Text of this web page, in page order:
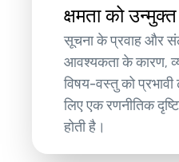
क्षमता को
सूचना के प्रवाह और
आवश्यकता के कारण,
विषय-वस्तु को
लिए एक रणनीतिक
होती है।